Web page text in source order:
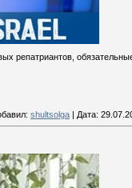
репатриантов,
shultsolga | Дата: